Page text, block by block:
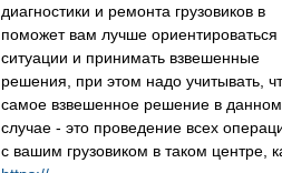
диагностики и ремонта грузовиков в
поможет вам лучше ориентироваться
ситуации и принимать взвешенные
решения, при этом надо учитывать,
самое взвешенное решение в данном
случае - это проведение всех
с вашим грузовиком в таком центре,